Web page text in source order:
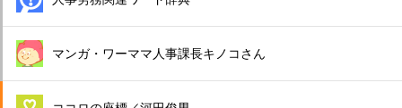
マンガ・ワーママ人事課長キノコさん